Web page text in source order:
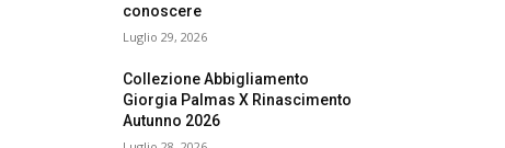
conoscere
Luglio 29, 2026
Collezione Abbigliamento
Giorgia Palmas X Rinascimento
Autunno 2026